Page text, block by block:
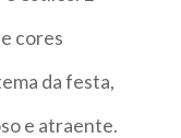
cores
da festa,
e atraente.